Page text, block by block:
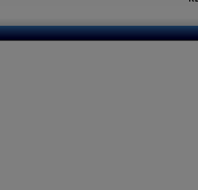
Databanka - Akcie